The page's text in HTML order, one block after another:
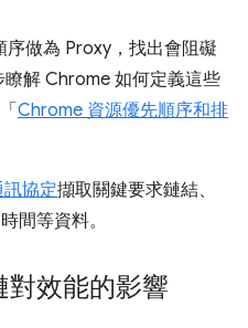
做為 Proxy，找出會阻礙
解 Chrome 如何定義這些
Chrome 資源優先順序和排
協定擷取關鍵要求鏈結、
間等資料。
效能的影響